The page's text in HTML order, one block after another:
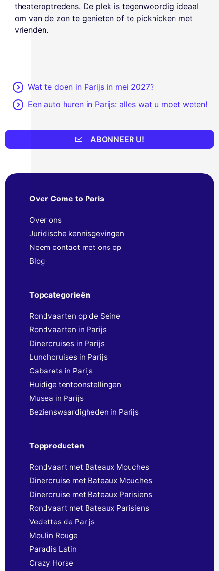
theateroptredens. De plek is tegenwoordig ideaal
om van de zon te genieten of te picknicken met
vrienden.
Wat te doen in Parijs in mei 2027?
Een auto huren in Parijs: alles wat u moet weten!
ABONNEER U!
Over Come to Paris
Over ons
Juridische kennisgevingen
Neem contact met ons op
Blog
Topcategorieën
Rondvaarten op de Seine
Rondvaarten in Parijs
Dinercruises in Parijs
Lunchcruises in Parijs
Cabarets in Parijs
Huidige tentoonstellingen
Musea in Parijs
Bezienswaardigheden in Parijs
Topproducten
Rondvaart met Bateaux Mouches
Dinercruise met Bateaux Mouches
Dinercruise met Bateaux Parisiens
Rondvaart met Bateaux Parisiens
Vedettes de Parijs
Moulin Rouge
Paradis Latin
Crazy Horse